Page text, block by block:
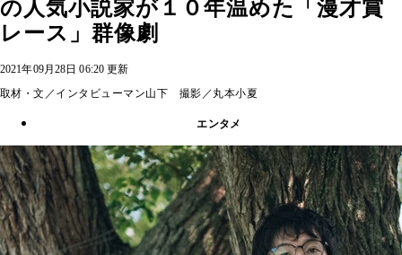
の人気小説家が１０年温めた「漫才賞
レース」群像劇
2021年09月28日 06:20 更新
取材・文／インタビューマン山下 撮影／丸本小夏
エンタメ